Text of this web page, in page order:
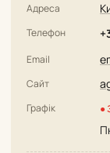
Адреса
Телефон
Email
Сайт
Графік ●